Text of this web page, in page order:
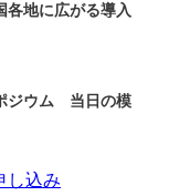
地に広がる導入
ジウム 当日の模